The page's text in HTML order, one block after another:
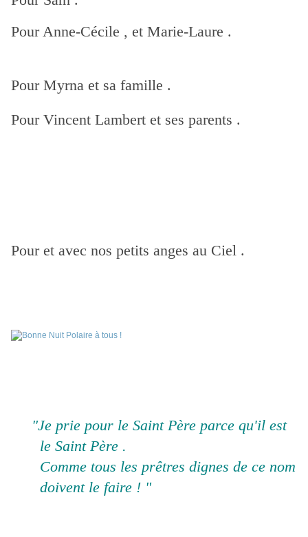
Pour Anne-Cécile , et Marie-Laure .
Pour Myrna et sa famille .
Pour Vincent Lambert et ses parents .
Pour et avec nos petits anges au Ciel .
"Je prie pour le Saint Père parce qu'il est
le Saint Père .
Comme tous les prêtres dignes de ce nom
doivent le faire ! "